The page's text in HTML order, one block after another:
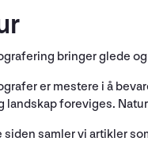
bringer glede
er mestere i å
landskap foreviges.
siden samler vi artikler